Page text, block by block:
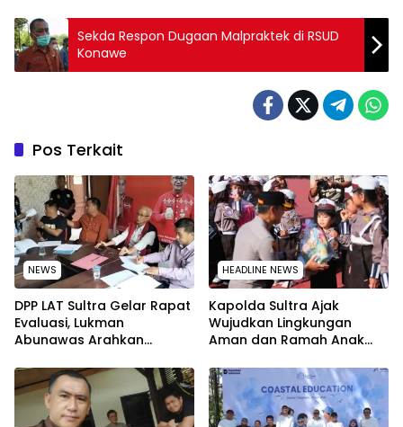
Sekda Respon Dugaan Malpraktek di RSUD
Konawe
Pos Terkait
NEWS
‎DPP LAT Sultra Gelar Rapat
Evaluasi, Lukman
Abunawas Arahkan
Secara Rutin dan
Menyeluruh
HEADLINE NEWS
Kapolda Sultra Ajak
Wujudkan Lingkungan
Aman dan Ramah Anak
Nasional 2026